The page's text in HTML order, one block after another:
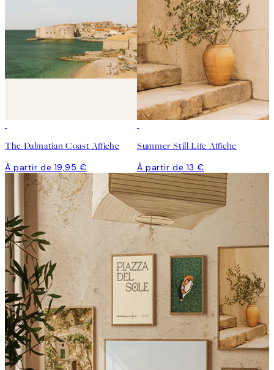
The Dalmatian Coast Affiche
À partir de 19,95 €
Summer Still Life Affiche
À partir de 13 €